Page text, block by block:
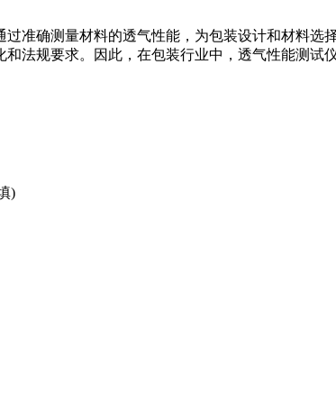
准确测量材料的透气性能，为包装设计和材料选
法规要求。因此，在包装行业中，透气性能测试
)